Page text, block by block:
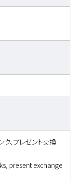
ク、プレゼント交換
present exchange